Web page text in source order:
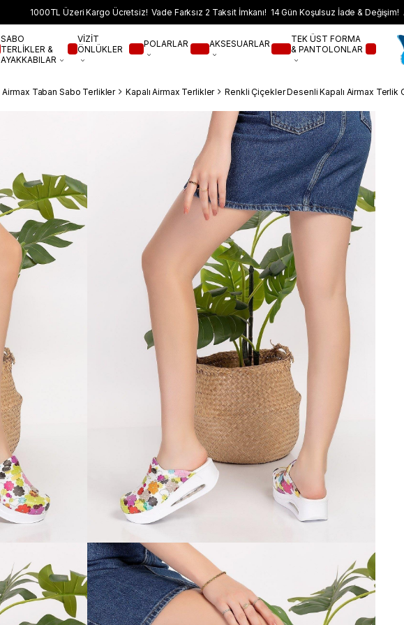
1000TL Üzeri Kargo Ücretsiz! Vade Farksız 2 Taksit İmkanı! 14 Gün Koşulsuz İade & Değişim!
SABO
TERLİKLER &
AYAKKABILAR
VİZİT
ÖNLÜKLER
POLARLAR AKSESUARLAR
TEK ÜST FORMA
& PANTOLONLAR
Airmax Taban Sabo Terlikler Kapalı Airmax Terlikler Renkli Çiçekler Desenli Kapalı Airmax